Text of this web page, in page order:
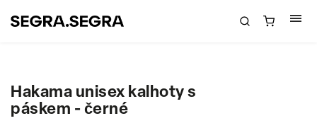
Hakama unisex kalhoty s
páskem - černé